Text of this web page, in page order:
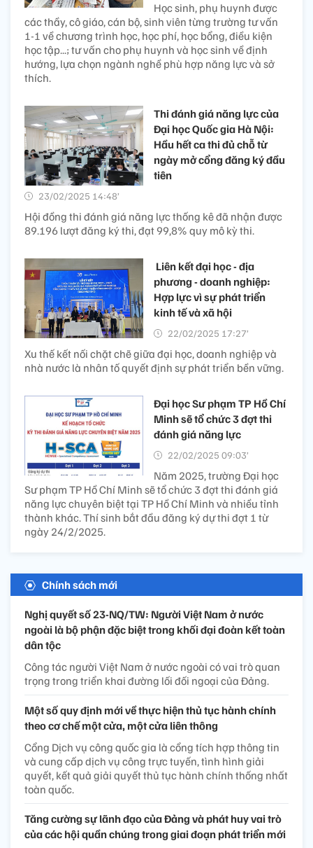
Học sinh, phụ huynh được
các thầy, cô giáo, cán bộ, sinh viên từng trường tư vấn
1-1 về chương trình học, học phí, học bổng, điều kiện
học tập...; tư vấn cho phụ huynh và học sinh về định
hướng, lựa chọn ngành nghề phù hợp năng lực và sở
thích.
Thi đánh giá năng lực của
Đại học Quốc gia Hà Nội:
Hầu hết ca thi đủ chỗ từ
ngày mở cổng đăng ký đầu
tiên
23/02/2025 14:48’
Hội đồng thi đánh giá năng lực thống kê đã nhận được
89.196 lượt đăng ký thi, đạt 99,8% quy mô kỳ thi.
​ Liên kết đại học - địa
phương - doanh nghiệp:
Hợp lực vì sự phát triển
kinh tế và xã hội
22/02/2025 17:27’
Xu thế kết nối chặt chẽ giữa đại học, doanh nghiệp và
nhà nước là nhân tố quyết định sự phát triển bền vững.
Đại học Sư phạm TP Hồ Chí
Minh sẽ tổ chức 3 đợt thi
đánh giá năng lực
22/02/2025 09:03’
Năm 2025, trường Đại học
Sư phạm TP Hồ Chí Minh sẽ tổ chức 3 đợt thi đánh giá
năng lực chuyên biệt tại TP Hồ Chí Minh và nhiều tỉnh
thành khác. Thí sinh bắt đầu đăng ký dự thi đợt 1 từ
ngày 24/2/2025.
Chính sách mới
Nghị quyết số 23-NQ/TW: Người Việt Nam ở nước
ngoài là bộ phận đặc biệt trong khối đại đoàn kết toàn
dân tộc
Công tác người Việt Nam ở nước ngoài có vai trò quan
trọng trong triển khai đường lối đối ngoại của Đảng.
Một số quy định mới về thực hiện thủ tục hành chính
theo cơ chế một cửa, một cửa liên thông
Cổng Dịch vụ công quốc gia là cổng tích hợp thông tin
và cung cấp dịch vụ công trực tuyến, tình hình giải
quyết, kết quả giải quyết thủ tục hành chính thống nhất
toàn quốc.
Tăng cường sự lãnh đạo của Đảng và phát huy vai trò
của các hội quần chúng trong giai đoạn phát triển mới